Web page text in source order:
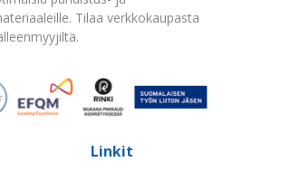
Tilaa verkkokaupasta
Linkit